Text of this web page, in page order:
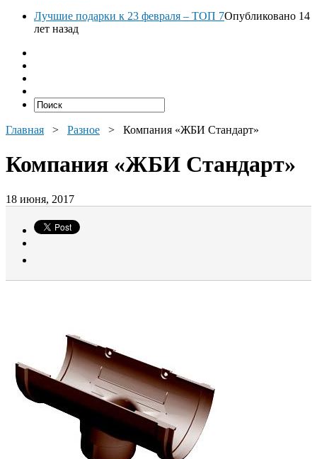
Лучшие подарки к 23 февраля – ТОП 7Опубликовано 14
лет назад
Главная > Разное > Компания «ЖБИ Стандарт»
Компания «ЖБИ Стандарт»
18 июня, 2017